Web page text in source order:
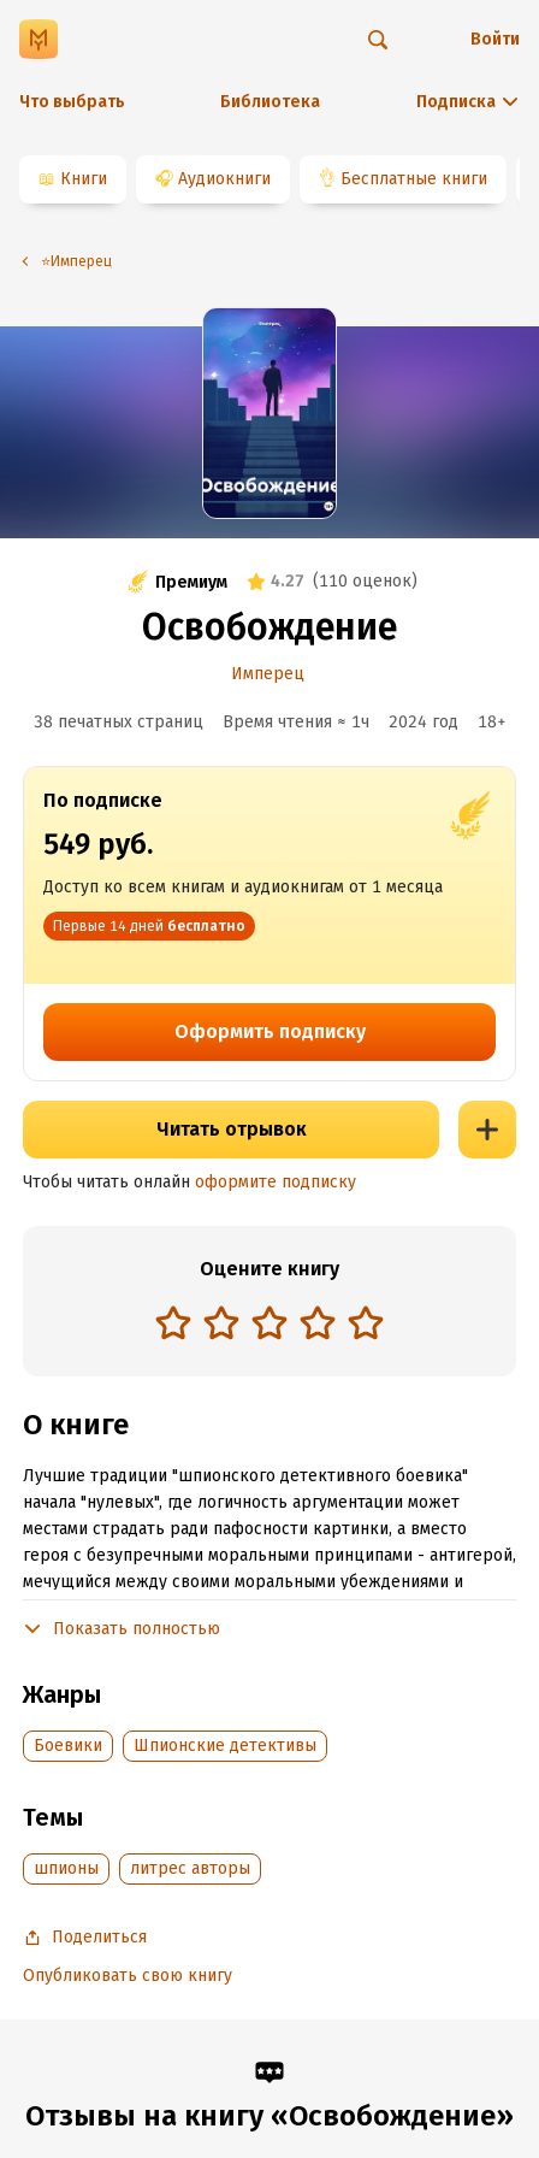
Что выбрать Библиотека Подписка
Войти
📖 Книги 🎧 Аудиокниги 👌 Бесплатные книги
⭐️Имперец
Премиум 4.27 (110 оценок)
Освобождение
Имперец
38 печатных страниц Время чтения ≈ 1ч 2024 год 18+
По подписке
549 руб.
Доступ ко всем книгам и аудиокнигам от 1 месяца
Первые 14 дней бесплатно
Оформить подписку
Читать отрывок
Чтобы читать онлайн оформите подписку
Оцените книгу
О книге
Лучшие традиции "шпионского детективного боевика"
начала "нулевых", где логичность аргументации может
местами страдать ради пафосности картинки, а вместо
героя с безупречными моральными принципами - антигерой,
мечущийся между своими моральными убеждениями и
Подробная информация
Объем:68772
Дата поступления:
Показать полностью
Жанры
Боевики Шпионские детективы
Темы
шпионы литрес авторы
Поделиться
Опубликовать свою книгу
Отзывы на книгу «Освобождение»